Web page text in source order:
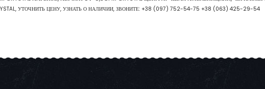
УТОЧНИТЬ ЦЕНУ, УЗНАТЬ О НАЛИЧИИ, ЗВОНИТЕ: +38 (097) 752-54-75 +38 (063) 425-29-54